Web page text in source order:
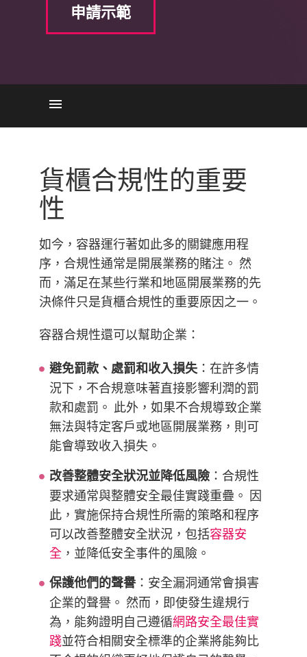
申請示範
挑戰
美國國家標準技術研究所
PCI 數據傳輸系統
GDPR
CIS 基準
Check Point Solution
貨櫃合規性的重要
性
如今，容器運行著如此多的關鍵應用程
序，合規性通常是開展業務的賭注。 然
而，滿足在某些行業和地區開展業務的先
決條件只是貨櫃合規性的重要原因之一。
容器合規性還可以幫助企業：
避免罰款、處罰和收入損失 ：在許多情
況下，不合規意味著直接影響利潤的罰
款和處罰。 此外，如果不合規導致企業
無法與特定客戶或地區開展業務，則可
能會導致收入損失。
改善整體安全狀況並降低風險 ：合規性
要求通常與整體安全最佳實踐重疊。 因
此，實施保持合規性所需的策略和程序
可以改善整體安全狀況，包括容器安
全 ，並降低安全事件的風險。
保護他們的聲譽：安全漏洞通常會損害
企業的聲譽。 然而，即使發生違規行
為，能夠證明自己遵循網路安全最佳實
踐並符合相關安全標準的企業將能夠比